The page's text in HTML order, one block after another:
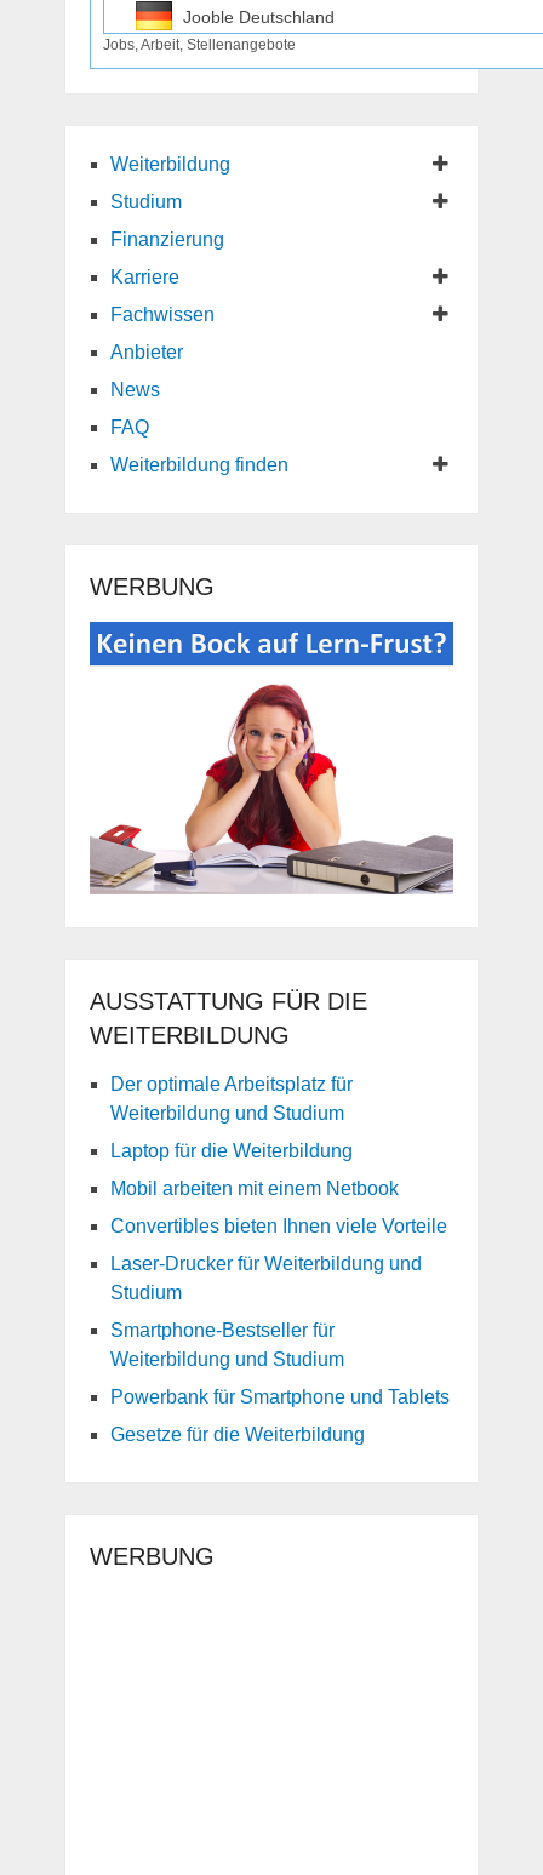
Jooble Deutschland
Jooble Osterreich
Jobs, Arbeit, Stellenangebote
Weiterbildung
Studium
Finanzierung
Karriere
Fachwissen
Anbieter
News
FAQ
Weiterbildung finden
WERBUNG
AUSSTATTUNG FÜR DIE
WEITERBILDUNG
Der optimale Arbeitsplatz für
Weiterbildung und Studium
Laptop für die Weiterbildung
Mobil arbeiten mit einem Netbook
Convertibles bieten Ihnen viele Vorteile
Laser-Drucker für Weiterbildung und
Studium
Smartphone-Bestseller für
Weiterbildung und Studium
Powerbank für Smartphone und Tablets
Gesetze für die Weiterbildung
WERBUNG